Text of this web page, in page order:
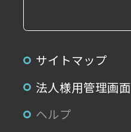
サイトマップ
法人様用管理画面
ヘルプ